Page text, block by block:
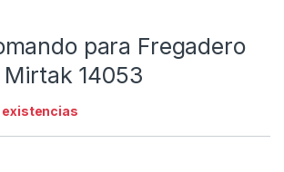
para Fregadero
14053
existencias